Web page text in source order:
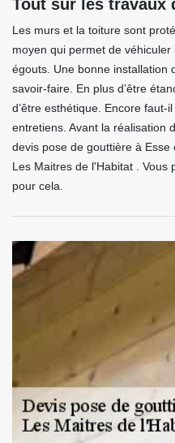
Tout sur les travaux
Les murs et la toiture sont
moyen qui permet de
égouts. Une bonne installation
savoir-faire. En plus d’être
d’être esthétique. Encore
entretiens. Avant la réalisation
devis pose de gouttière à
Les Maitres de l'Habitat . Vous
pour cela.